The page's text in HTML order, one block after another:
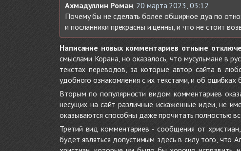
Ахмадуллин Роман, 20 марта 2023, 03:12
Почему бы не сделать более обширное дуа по
и посланники прекрасны и ценны, и что не стоит
Написание новых комментариев отныне
смыслами Корана, но оказалось, что мусульмане в
текстах переводов, за которые автор сайта в
удобного ознакомления с их текстами, и об
Вторым по популярности видом комментариев
несущих на сайт различные искажённые идеи, не
оказываются способны даже прочитать полностью
Третий вид комментариев - сообщения от
будет являться допустимым здесь в силу того,